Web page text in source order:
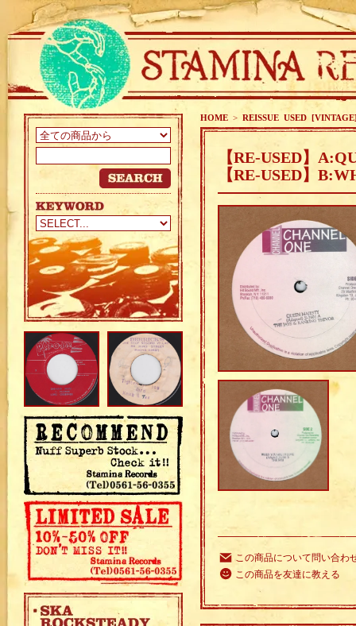
HOME > REISSUE USED
【RE-USED】
【RE-USED】
この商品について問い合わ
この商品を友達に教える